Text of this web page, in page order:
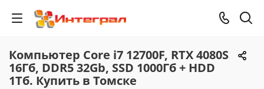
Компьютер Core i7 12700F, RTX 4080S
16Гб, DDR5 32Gb, SSD 1000Гб + HDD
1Тб. Купить в Томске